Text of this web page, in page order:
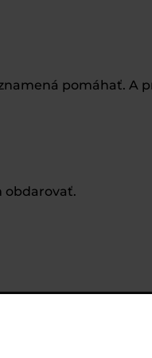
pomáhať. A
obdarovať.